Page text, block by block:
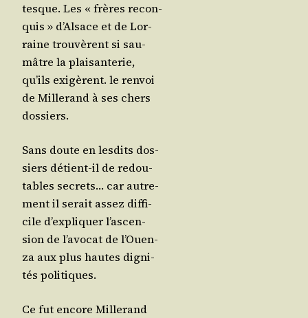
tesque. Les « frères recon­
quis » d’Al­sace et de Lor­
raine trou­vèrent si sau­
mâtre la plai­san­te­rie,
qu’ils exi­gèrent. le ren­voi
de Mil­le­rand à ses chers
dossiers.
Sans doute en les­dits dos­
siers détient-il de redou­
tables secrets… car autre­
ment il serait assez dif­fi­
cile d’ex­pli­quer l’as­cen­
sion de l’a­vo­cat de l’Ouen­
za aux plus hautes digni­
tés politiques.
Ce fut encore Mil­le­rand